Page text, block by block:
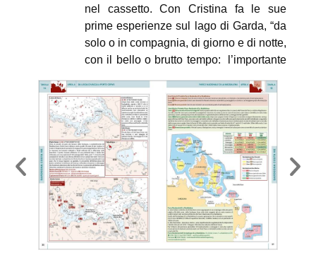
nel cassetto. Con Cristina fa le sue
prime esperienze sul lago di Garda, “da
solo o in compagnia, di giorno e di notte,
con il bello o brutto tempo: l’importante
Nel 2000 con tre amici acquista
Maladroxia, un cutter di 34 piedi e
qualche anno dopo lascia la sua
professione di progettista edile per
potersi dedicare maggiormente alla vela
effettuando svariati trasferimenti che lo
portano a navigare in buona parte del
Mediterraneo. In seguito decide di
trasferirsi sul lago di Garda con la sua